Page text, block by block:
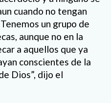
cuando no tengan
un grupo de
aunque no en la
a aquellos que ya
conscientes de la
Dios”, dijo el